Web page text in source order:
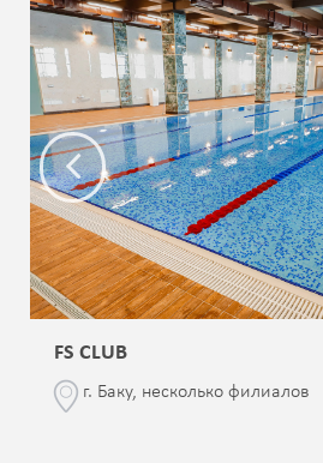
FS CLUB
г. Баку, несколько филиалов